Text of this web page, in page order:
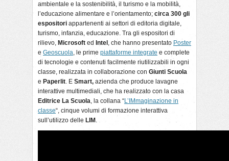
ambientale e la sostenibilità, il turismo e la mobilità,
l’educazione alimentare e l’orientamento; circa 300 gli
espositori appartenenti ai settori di editoria digitale,
turismo, infanzia, educazione. Tra gli espositori di
rilievo, Microsoft ed Intel , che hanno presentato Poster
e Geoscuola, le prime piattaforme integrate e complete
di tecnologie e contenuti facilmente riutilizzabili in ogni
classe, realizzata in collaborazione con Giunti Scuola
e Paperlit. E Smart, azienda che produce lavagne
interattive multimediali, che ha realizzato con la casa
Editrice La Scuola, la collana “L’IMmaginazione in
classe“, cinque volumi di formazione interattiva
sull’utilizzo delle LIM .